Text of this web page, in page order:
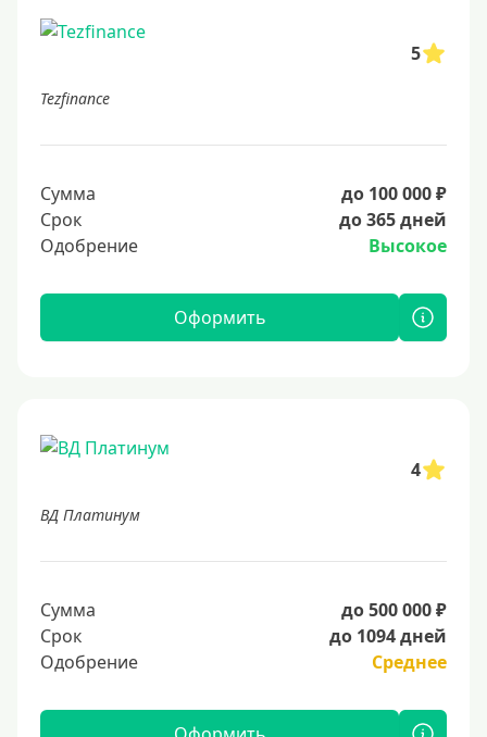
5
Tezfinance
Сумма
до 100 000 ₽
Срок
до 365 дней
Одобрение
Высокое
Оформить
4
ВД Платинум
Сумма
до 500 000 ₽
Срок
до 1094 дней
Одобрение
Среднее